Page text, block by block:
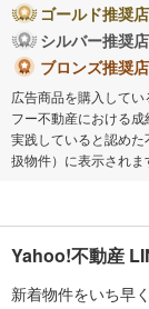
ゴールド推奨店
シルバー推奨店
ブロンズ推奨店
広告商品を購入して
フー不動産における
実践していると認め
扱物件）に表示されま
Yahoo!不動産
新着物件をいち早